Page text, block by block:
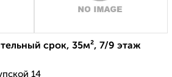
срок, 35м², 7/9 этаж
14